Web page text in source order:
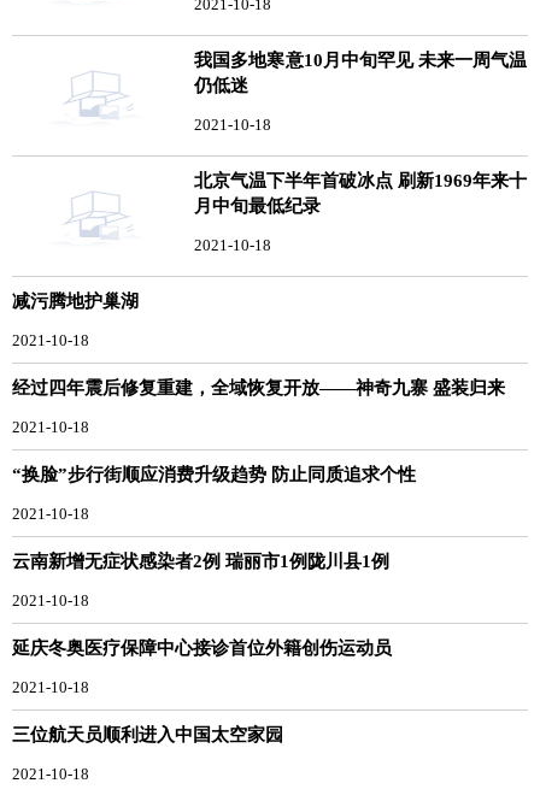
2021-10-18
我国多地寒意10月中旬罕见 未来一周气温
仍低迷
2021-10-18
北京气温下半年首破冰点 刷新1969年来十
月中旬最低纪录
2021-10-18
减污腾地护巢湖
2021-10-18
经过四年震后修复重建，全域恢复开放——神奇九寨 盛装归来
2021-10-18
“换脸”步行街顺应消费升级趋势 防止同质追求个性
2021-10-18
云南新增无症状感染者2例 瑞丽市1例陇川县1例
2021-10-18
延庆冬奥医疗保障中心接诊首位外籍创伤运动员
2021-10-18
三位航天员顺利进入中国太空家园
2021-10-18